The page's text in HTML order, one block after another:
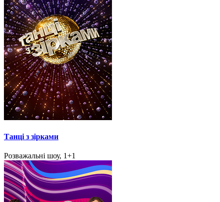
Танці з зірками
Розважальні шоу, 1+1